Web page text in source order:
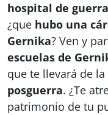
hospital de
¿que hubo una
Gernika? Ven y
escuelas de
que te llevará de la
posguerra. ¿Te
patrimonio de tu